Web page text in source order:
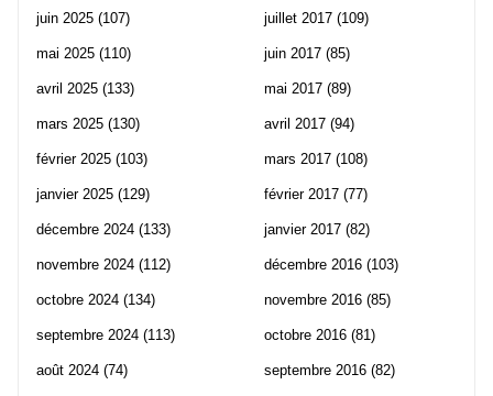
juin 2025 (107)
mai 2025 (110)
avril 2025 (133)
mars 2025 (130)
février 2025 (103)
janvier 2025 (129)
décembre 2024 (133)
novembre 2024 (112)
octobre 2024 (134)
septembre 2024 (113)
août 2024 (74)
juillet 2017 (109)
juin 2017 (85)
mai 2017 (89)
avril 2017 (94)
mars 2017 (108)
février 2017 (77)
janvier 2017 (82)
décembre 2016 (103)
novembre 2016 (85)
octobre 2016 (81)
septembre 2016 (82)